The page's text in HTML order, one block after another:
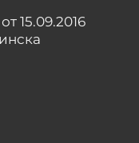
15.09.2016